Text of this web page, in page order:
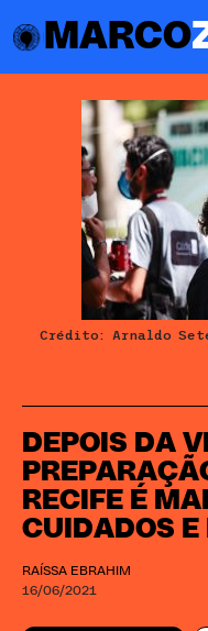
MARCO
DEPOIS DA
RECIFE É
CUIDADOS
RAÍSSA EBRAHIM
16/06/2021
Crédito: Arnaldo